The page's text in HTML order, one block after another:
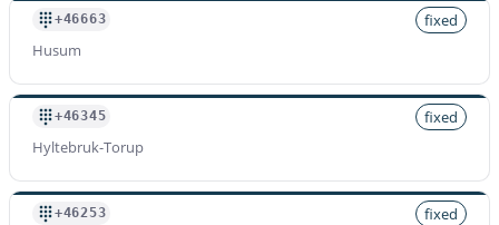
+46663
fixed
Husum
+46345
fixed
Hyltebruk-Torup
+46253
fixed